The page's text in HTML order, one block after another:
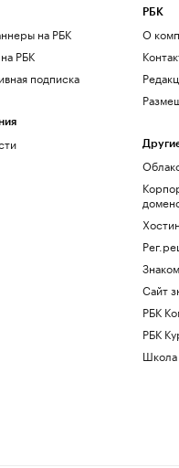
на РБК
РБК
подписка
РБК
О
Сайт
РБК
РБК
Школа